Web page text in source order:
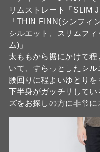
リムストレート「SLIM
「THIN FINN(シンフィ
シルエット、スリムフ
ム)」
太ももから裾にかけて
いて、すらっとしたシル
腰回りに程よいゆとりを
下半身がガッチリして
ズをお探しの方に非常